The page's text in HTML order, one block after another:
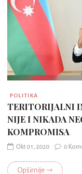
POLITIKA
TERITORIJALNI
NIJE I NIKADA
KOMPROMISA
Okt 01, 2020 0
Opširnije ⇾